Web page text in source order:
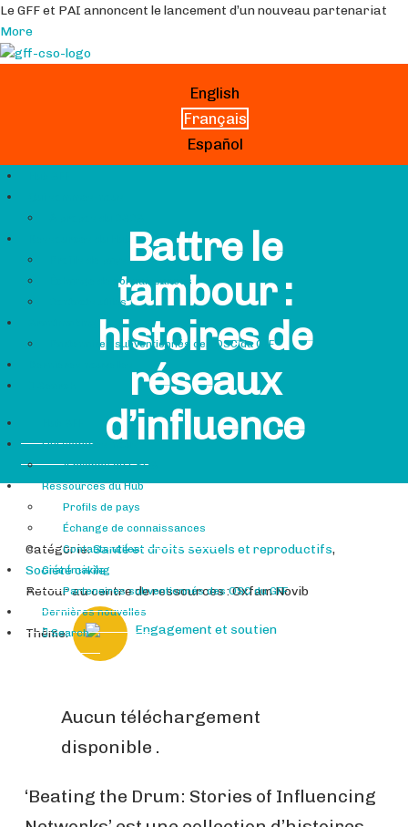
Le GFF et PAI annoncent le lancement d’un nouveau partenariat
More
English
Français
Español
Échange de connaissances
Contacts utiles
Partenaires subventionnés des OSC du GFF
Qui sommes-nous
À propos du CSCG
Ressources du Hub
Profils de pays
Échange de connaissances
Contacts utiles
Grantmaking
Partenaires subventionnés des OSC du GFF
Dernières nouvelles
Search
Battre le
tambour :
histoires de
réseaux
d’influence
Catégorie:Santé et droits sexuels et reproductifs,
Société civile
Retour au centre de ressources : Oxfam Novib
Thème: Engagement et soutien
Aucun téléchargement
disponible .
‘Beating the Drum: Stories of Influencing